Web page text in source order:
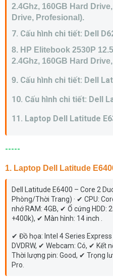
2.4Ghz, 160GB Hard
Drive, Profesional).
7. Cấu hình chi tiết: Dell
8. HP Elitebook 2530P
2.4Ghz, 160GB Hard
9. Cấu hình chi tiết: Dell
10. Cấu hình chi tiết: Dell
11. Laptop Dell Latitude
-----
1. Laptop Dell Latitude
Dell Latitude E6400 – Core 2
Phòng/Thời Trang) · ✔ CPU:
nhớ RAM: 4GB, ✔ Ổ cứng HDD:
+400k), ✔ Màn hình: 14 inch .
✔ Đồ họa: Intel 4 Series
DVDRW, ✔ Webcam: Có, ✔ Kết
Thời lượng pin: Good, ✔ Trọng
Pro.